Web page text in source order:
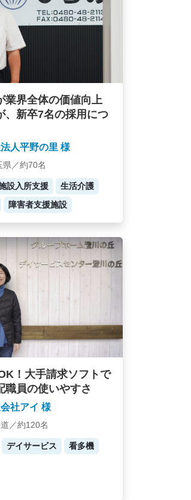
業界全体の価値向上
、新卒7名の採用につ
人平野の里 様
県／約70名
設入所支援
生活介護
障害者支援施設
！大手請求ソフトで
職員の使いやすさ
社アイ 様
／約120名
デイサービス 看多機